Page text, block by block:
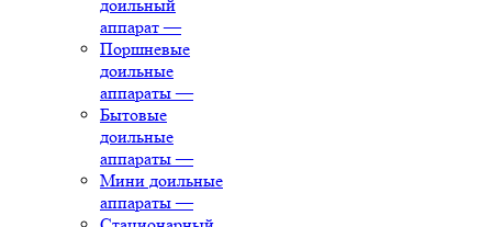
доильный
аппарат —
Поршневые
доильные
аппараты —
Бытовые
доильные
аппараты —
Мини доильные
аппараты —